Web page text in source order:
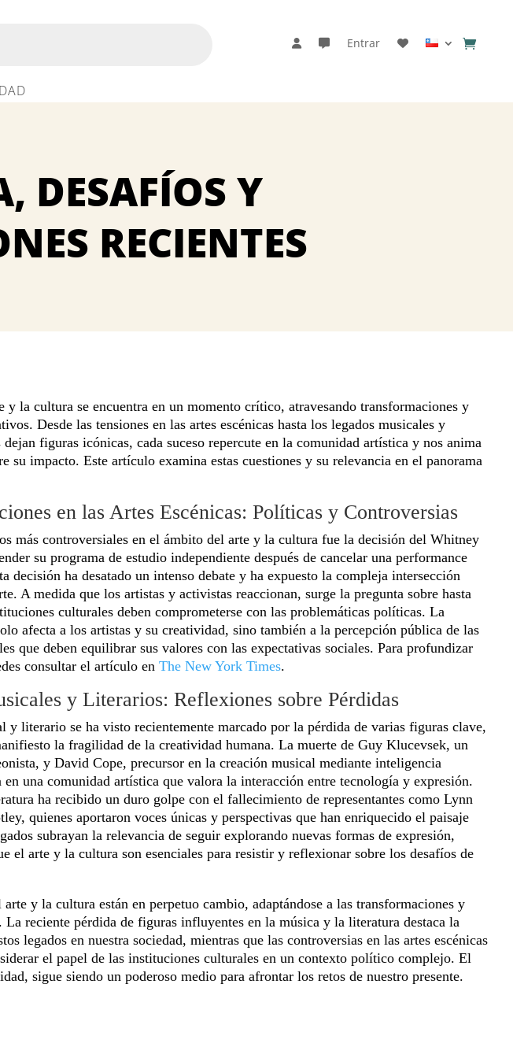
Entrar
DESAFÍOS Y
RECIENTES
y la cultura se encuentra en un momento crítico, atravesando transformaciones y
Desde las tensiones en las artes escénicas hasta los legados musicales y
figuras icónicas, cada suceso repercute en la comunidad artística y nos anima
su impacto. Este artículo examina estas cuestiones y su relevancia en el panorama
en las Artes Escénicas: Políticas y Controversias
más controversiales en el ámbito del arte y la cultura fue la decisión del Whitney
su programa de estudio independiente después de cancelar una performance
decisión ha desatado un intenso debate y ha expuesto la compleja intersección
A medida que los artistas y activistas reaccionan, surge la pregunta sobre hasta
culturales deben comprometerse con las problemáticas políticas. La
afecta a los artistas y su creatividad, sino también a la percepción pública de las
que deben equilibrar sus valores con las expectativas sociales. Para profundizar
consultar el artículo en The New York Times.
y Literarios: Reflexiones sobre Pérdidas
y literario se ha visto recientemente marcado por la pérdida de varias figuras clave,
la fragilidad de la creatividad humana. La muerte de Guy Klucevsek, un
y David Cope, precursor en la creación musical mediante inteligencia
una comunidad artística que valora la interacción entre tecnología y expresión.
ha recibido un duro golpe con el fallecimiento de representantes como Lynn
quienes aportaron voces únicas y perspectivas que han enriquecido el paisaje
subrayan la relevancia de seguir explorando nuevas formas de expresión,
el arte y la cultura son esenciales para resistir y reflexionar sobre los desafíos de
y la cultura están en perpetuo cambio, adaptándose a las transformaciones y
La reciente pérdida de figuras influyentes en la música y la literatura destaca la
legados en nuestra sociedad, mientras que las controversias en las artes escénicas
el papel de las instituciones culturales en un contexto político complejo. El
sigue siendo un poderoso medio para afrontar los retos de nuestro presente.